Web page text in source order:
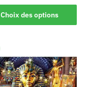
Choix des options